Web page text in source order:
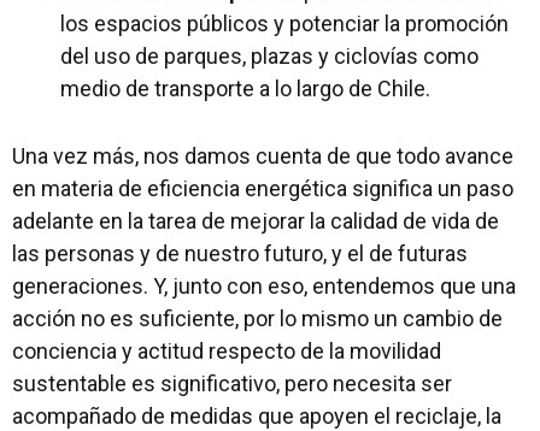
los espacios públicos y potenciar la promoción
del uso de parques, plazas y ciclovías como
medio de transporte a lo largo de Chile.
Una vez más, nos damos cuenta de que todo avance
en materia de eficiencia energética significa un paso
adelante en la tarea de mejorar la calidad de vida de
las personas y de nuestro futuro, y el de futuras
generaciones. Y, junto con eso, entendemos que una
acción no es suficiente, por lo mismo un cambio de
conciencia y actitud respecto de la movilidad
sustentable es significativo, pero necesita ser
acompañado de medidas que apoyen el reciclaje, la